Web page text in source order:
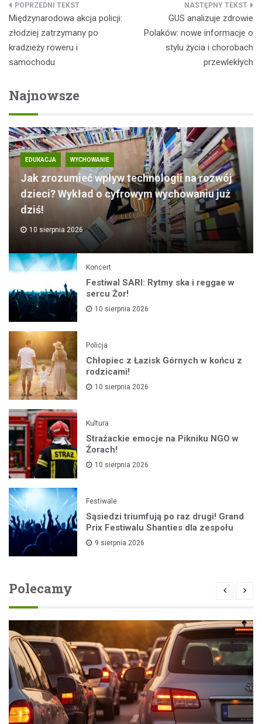
Nawigacja
wpisu
Międzynarodowa akcja policji:
złodziej zatrzymany po
kradzieży roweru i
samochodu
GUS analizuje zdrowie
Polaków: nowe informacje o
stylu życia i chorobach
przewlekłych
Najnowsze
EDUKACJA WYCHOWANIE
Jak zrozumieć wpływ technologii na rozwój
dzieci? Wykład o cyfrowym wychowaniu już
dziś!
10 sierpnia 2026
Koncert
Festiwal SARI: Rytmy ska i reggae w
sercu Żor!
10 sierpnia 2026
Policja
Chłopiec z Łazisk Górnych w końcu z
rodzicami!
10 sierpnia 2026
Kultura
Strażackie emocje na Pikniku NGO w
Żorach!
10 sierpnia 2026
Festiwale
Sąsiedzi triumfują po raz drugi! Grand
Prix Festiwalu Shanties dla zespołu
9 sierpnia 2026
Polecamy